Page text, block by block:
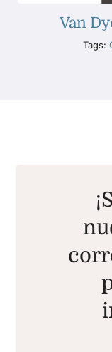
Van
Tags: